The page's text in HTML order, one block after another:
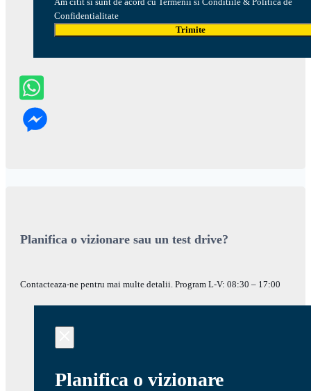
Confidentialitate
Trimite
Planifica o vizionare sau un test drive?
Contacteaza-ne pentru mai multe detalii. Program L-V: 08:30 – 17:00
Planifica o vizionare